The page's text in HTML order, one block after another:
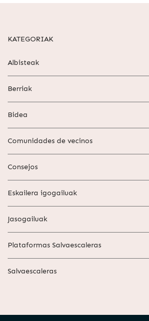
KATEGORIAK
Albisteak
Berriak
Bidea
Comunidades de vecinos
Consejos
Eskailera igogailuak
Jasogailuak
Plataformas Salvaescaleras
Salvaescaleras